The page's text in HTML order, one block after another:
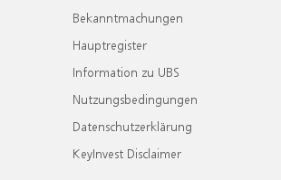
Bekanntmachungen
Hauptregister
Information zu UBS
Nutzungsbedingungen
Datenschutzerklärung
KeyInvest Disclaimer